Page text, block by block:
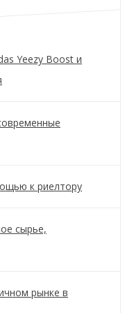
Yeezy Boost и
к риелтору
сырье,
рынке в